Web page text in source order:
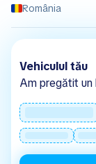
România
Vehiculul tău
Am pregătit un